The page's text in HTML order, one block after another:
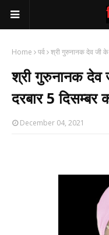
Home पर्व श्री गुरुनानक देव जी के
श्री गुरुनानक देव
दरबार 5 दिसम्बर
December 04, 2021